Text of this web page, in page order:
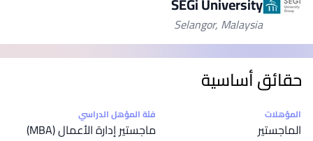
Selangor, Malaysia
حقائق أساسية
إحصائيات
المؤهلات
الماجستير
فئة المؤهل الدراسي
ماجستير إدارة الأعمال (MBA)